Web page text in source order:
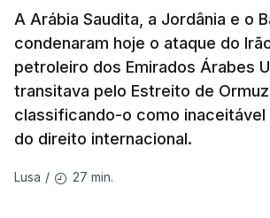
autorização formal de Israel para a
Gaza da Força Internacional de
contingente multinacional proposto
Conselho da Paz promovido por
Meios de comunicação social
informaram, após a reunião do
A Arábia Saudita, a Jordânia e o
condenaram hoje o ataque do
petroleiro dos Emirados Árabes
transitava pelo Estreito de Ormuz,
classificando-o como inaceitável
do direito internacional.
Lusa / 27 min.